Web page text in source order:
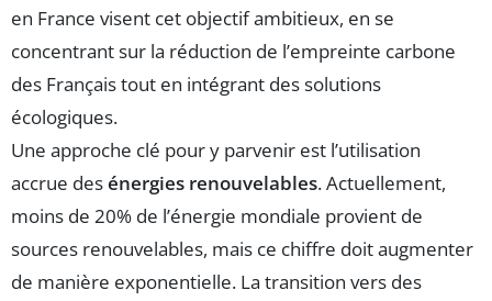
en France visent cet objectif ambitieux, en se
concentrant sur la réduction de l’empreinte carbone
des Français tout en intégrant des solutions
écologiques.
Une approche clé pour y parvenir est l’utilisation
accrue desénergies renouvelables. Actuellement,
moins de 20% de l’énergie mondiale provient de
sources renouvelables, mais ce chiffre doit augmenter
de manière exponentielle. La transition vers des